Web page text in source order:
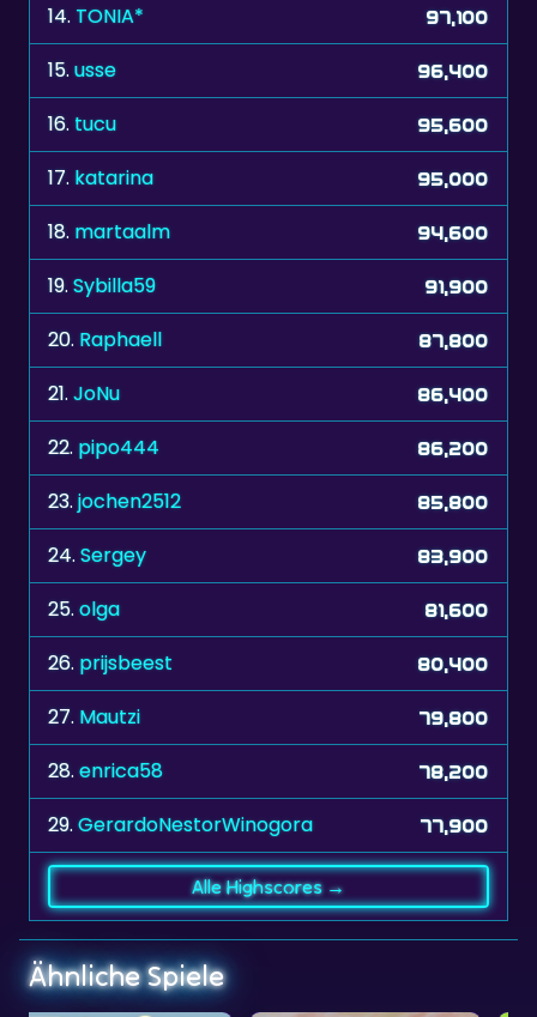
14. TONIA* 97,100
15.usse 96,400
16.tucu 95,600
17. katarina 95,000
18. martaalm 94,600
19.Sybilla59 91,900
20. Raphaell 87,800
21.JoNu 86,400
22. pipo444 86,200
23.jochen2512 85,800
24.Sergey 83,900
25.olga 81,600
26. prijsbeest 80,400
27. Mautzi 79,800
28.enrica58 78,200
29.GerardoNestorWinogora 77,900
Alle Highscores →
Ähnliche Spiele